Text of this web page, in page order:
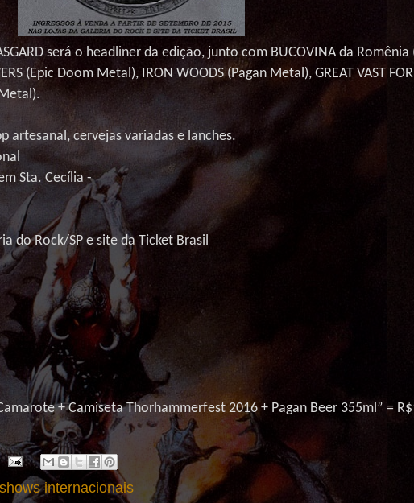
será o headliner da edição, junto com BUCOVINA da Romênia
(Epic Doom Metal), IRON WOODS (Pagan Metal), GREAT VAST
artesanal, cervejas variadas e lanches.
Sta. Cecília -
do Rock/SP e site da Ticket Brasil
+ CamisetaThorhammerfest 2016 + Pagan Beer 355ml” =
shows internacionais